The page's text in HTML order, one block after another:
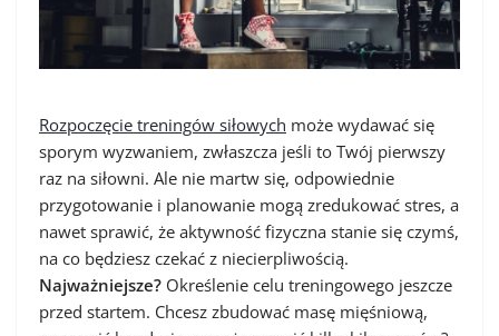
Rozpoczęcie treningów siłowych może wydawać się
sporym wyzwaniem, zwłaszcza jeśli to Twój pierwszy
raz na siłowni. Ale nie martw się, odpowiednie
przygotowanie i planowanie mogą zredukować stres, a
nawet sprawić, że aktywność fizyczna stanie się czymś,
na co będziesz czekać z niecierpliwością.
Najważniejsze? Określenie celu treningowego jeszcze
przed startem. Chcesz zbudować masę mięśniową,